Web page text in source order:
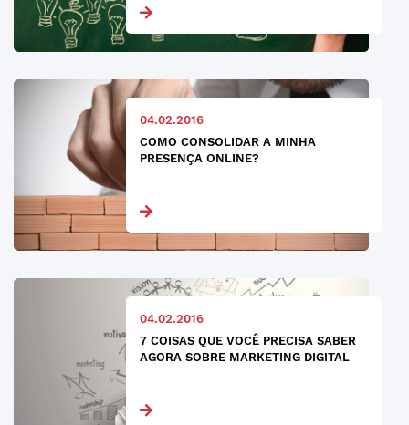
04.02.2016
COMO CONSOLIDAR A MINHA
PRESENÇA ONLINE?
04.02.2016
7 COISAS QUE VOCÊ PRECISA SABER
AGORA SOBRE MARKETING DIGITAL